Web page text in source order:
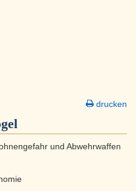
drucken
und Abwehrwaffen